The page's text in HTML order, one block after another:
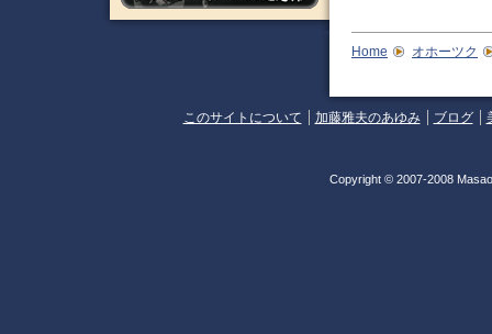
Home オホーツク
このサイトについて 加藤雅夫のあゆみ ブログ
Copyright © 2007-2008